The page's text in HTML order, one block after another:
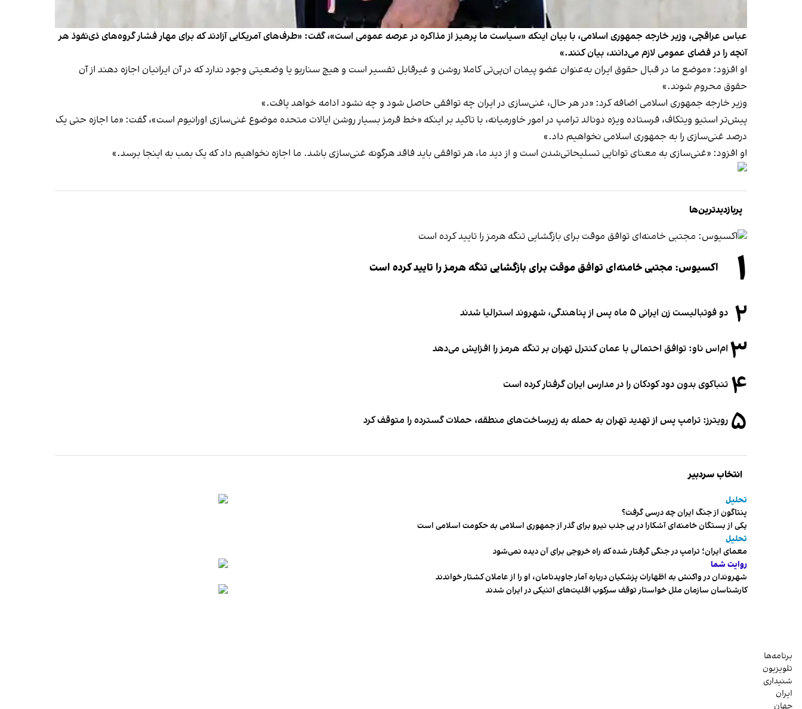
عباس عراقچی، وزیر خارجه جمهوری اسلامی، با بیان اینکه «سیاست ما پرهیز از مذاکره در عرصه عمومی است»، گفت: «طرف‌های آمریکایی آزادند که برای مهار فشار گروه‌های ذی‌نفوذ هر
آنچه را در فضای عمومی لازم می‌دانند، بیان کنند.»
او افزود: «موضع ما در قبال حقوق ایران به‌عنوان عضو پیمان ان‌پی‌تی کاملا روشن و غیرقابل تفسیر است و هیچ سناریو یا وضعیتی وجود ندارد که در آن ایرانیان اجازه دهند از آن
حقوق محروم شوند.»
وزیر خارجه جمهوری اسلامی اضافه کرد: «در هر حال، غنی‌سازی در ایران چه توافقی حاصل شود و چه نشود ادامه خواهد یافت.»
پیش‌تر ‌استیو ویتکاف، فرستاده ویژه دونالد ترامپ در امور خاورمیانه، با تاکید بر اینکه «خط قرمز بسیار روشن ایالات متحده موضوع غنی‌سازی اورانیوم است»، گفت: «ما اجازه حتی یک
درصد غنی‌سازی را به جمهوری اسلامی نخواهیم داد.»
او افزود: «غنی‌سازی به معنای توانایی تسلیحاتی‌شدن است و از دید ما، هر توافقی باید فاقد هرگونه غنی‌سازی باشد. ما اجازه نخواهیم داد که یک بمب به اینجا برسد.»
پربازدیدترین‌ها
۱ اکسیوس: مجتبی خامنه‌ای توافق موقت برای بازگشایی تنگه هرمز را تایید کرده است
۲ دو فوتبالیست زن ایرانی ۵ ماه پس از پناهندگی، شهروند استرالیا شدند
۳ ام‌اس ناو: توافق احتمالی با عمان کنترل تهران بر تنگه هرمز را افزایش می‌دهد
۴ تنباکوی بدون دود کودکان را در مدارس ایران گرفتار کرده است
۵ رویترز: ترامپ پس از تهدید تهران به حمله به زیرساخت‌های منطقه، حملات گسترده را متوقف کرد
انتخاب سردبیر
تحلیل
پنتاگون از جنگ ایران چه درسی گرفت؟
یکی از بستگان خامنه‌ای آشکارا در پی جذب نیرو برای گذر از جمهوری اسلامی به حکومت اسلامی است
تحلیل
معمای ایران؛ ترامپ در جنگی گرفتار شده که راه خروجی برای آن دیده نمی‌شود
روایت شما
شهروندان در واکنش به اظهارات پزشکیان درباره آمار جاویدنامان، او را از عاملان کشتار خواندند
کارشناسان سازمان ملل خواستار توقف سرکوب اقلیت‌های اتنیکی در ایران شدند
برنامه‌ها
تلویزیون
شنیداری
ایران